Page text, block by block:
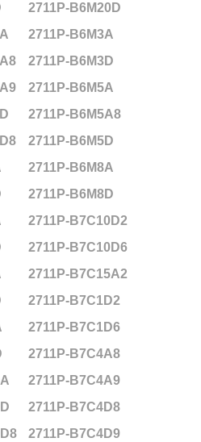
2711P-B6M20D
2711P-B6M3A
2711P-B6M3D
2711P-B6M5A
2711P-B6M5A8
2711P-B6M5D
2711P-B6M8A
2711P-B6M8D
2711P-B7C10D2
2711P-B7C10D6
2711P-B7C15A2
2711P-B7C1D2
2711P-B7C1D6
2711P-B7C4A8
2711P-B7C4A9
2711P-B7C4D8
2711P-B7C4D9